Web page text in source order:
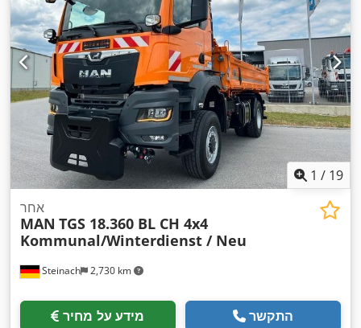
1 / 19
Steinach 2,730 km
אחר
MAN TGS 18.360 BL CH 4x4
Kommunal/Winterdienst / Neu
מידע על מחיר התקשר